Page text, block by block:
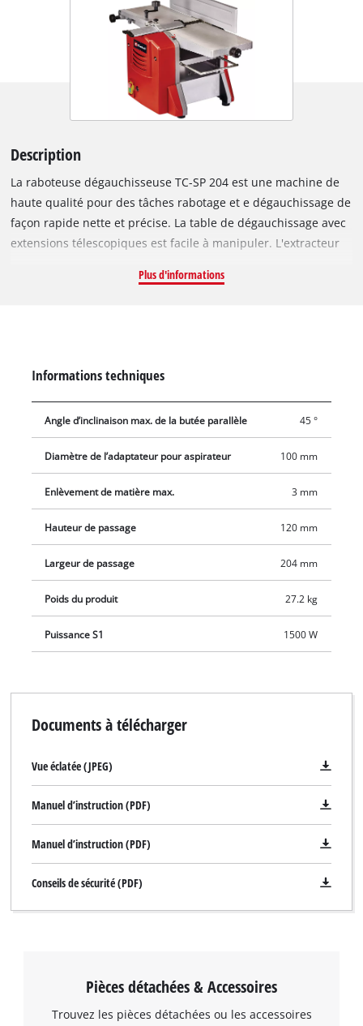
Description
La raboteuse dégauchisseuse TC-SP 204 est une machine de
haute qualité pour des tâches rabotage et e dégauchissage de
façon rapide nette et précise. La table de dégauchissage avec
extensions télescopiques est facile à manipuler. L'extracteur
raboteuse TC-SP 204 a une conception solide et robuste. La
tension nulle empêchant la machine de redémarrer de
manière non intentionnelle après une panne de courant.
Plus d'informations
Informations techniques
Angle d’inclinaison max. de la butée parallèle 45 °
Diamètre de l’adaptateur pour aspirateur 100 mm
Enlèvement de matière max. 3 mm
Hauteur de passage 120 mm
Largeur de passage 204 mm
Poids du produit 27.2 kg
Puissance S1 1500 W
Documents à télécharger
Vue éclatée (JPEG)
Manuel d’instruction (PDF)
Manuel d’instruction (PDF)
Conseils de sécurité (PDF)
Pièces détachées & Accessoires
Trouvez les pièces détachées ou les accessoires